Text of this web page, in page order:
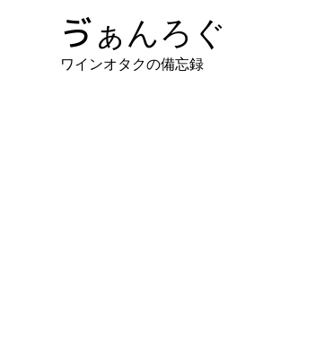
ゔぁんろぐ
ワインオタクの備忘録